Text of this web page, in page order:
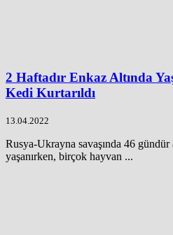
2 Haftadır Enkaz Altında
Kedi Kurtarıldı
13.04.2022
Rusya-Ukrayna savaşında 46 gündür
yaşanırken, birçok hayvan ...